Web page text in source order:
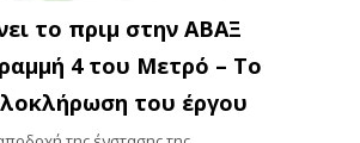
το πριμ στην ΑΒΑΞ
4 του Μετρό – Το
του έργου